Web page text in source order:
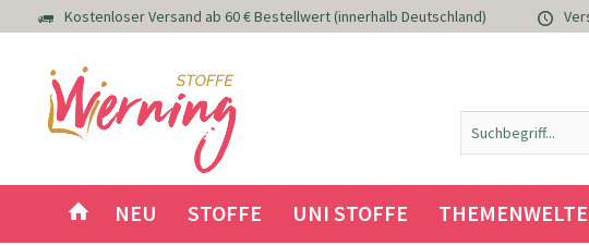
Kostenloser Versand ab 60 € Bestellwert (innerhalb Deutschland)
NEU STOFFE UNI STOFFE